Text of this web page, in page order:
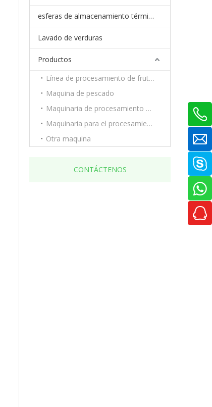
esferas de almacenamiento térmico de cambio de fase
Lavado de verduras
Productos
Línea de procesamiento de frutas y verduras.
Maquina de pescado
Maquinaria de procesamiento de carne
Maquinaria para el procesamiento de frutas y verduras.
Otra maquina
CONTÁCTENOS